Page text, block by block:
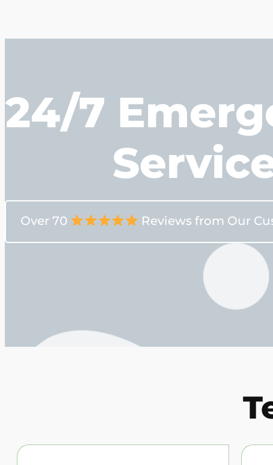
24/7
Over 70 Reviews from Our